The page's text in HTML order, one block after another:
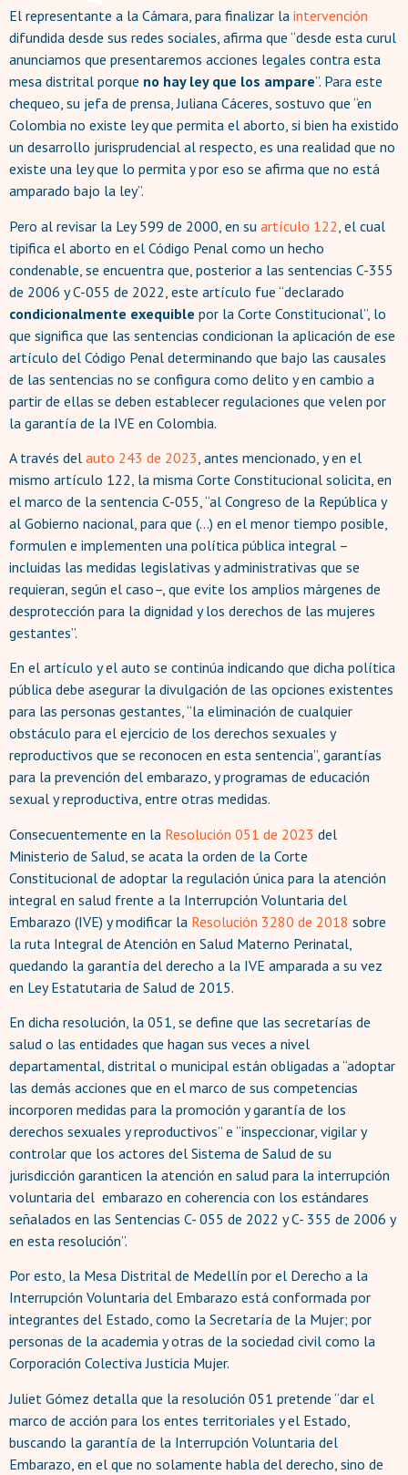
El representante a la Cámara, para finalizar la intervención
difundida desde sus redes sociales, afirma que “desde esta curul
anunciamos que presentaremos acciones legales contra esta
mesa distrital porque no hay ley que los ampare”. Para este
chequeo, su jefa de prensa, Juliana Cáceres, sostuvo que “en
Colombia no existe ley que permita el aborto, si bien ha existido
un desarrollo jurisprudencial al respecto, es una realidad que no
existe una ley que lo permita y por eso se afirma que no está
amparado bajo la ley”.
Pero al revisar la Ley 599 de 2000, en su artículo 122 , el cual
tipifica el aborto en el Código Penal como un hecho
condenable, se encuentra que, posterior a las sentencias C-355
de 2006 y C-055 de 2022, este artículo fue “declarado
condicionalmente exequible por la Corte Constitucional”, lo
que significa que las sentencias condicionan la aplicación de ese
artículo del Código Penal determinando que bajo las causales
de las sentencias no se configura como delito y en cambio a
partir de ellas se deben establecer regulaciones que velen por
la garantía de la IVE en Colombia.
A través del auto 243 de 2023 , antes mencionado, y en el
mismo artículo 122, la misma Corte Constitucional solicita, en
el marco de la sentencia C-055, “al Congreso de la República y
al Gobierno nacional, para que (...) en el menor tiempo posible,
formulen e implementen una política pública integral –
incluidas las medidas legislativas y administrativas que se
requieran, según el caso–, que evite los amplios márgenes de
desprotección para la dignidad y los derechos de las mujeres
gestantes”.
En el artículo y el auto se continúa indicando que dicha política
pública debe asegurar la divulgación de las opciones existentes
para las personas gestantes, “la eliminación de cualquier
obstáculo para el ejercicio de los derechos sexuales y
reproductivos que se reconocen en esta sentencia”, garantías
para la prevención del embarazo, y programas de educación
sexual y reproductiva, entre otras medidas.
Consecuentemente en la Resolución 051 de 2023 del
Ministerio de Salud, se acata la orden de la Corte
Constitucional de adoptar la regulación única para la atención
integral en salud frente a la Interrupción Voluntaria del
Embarazo (IVE) y modificar la Resolución 3280 de 2018 sobre
la ruta Integral de Atención en Salud Materno Perinatal,
quedando la garantía del derecho a la IVE amparada a su vez
en Ley Estatutaria de Salud de 2015.
En dicha resolución, la 051, se define que las secretarías de
salud o las entidades que hagan sus veces a nivel
departamental, distrital o municipal están obligadas a “adoptar
las demás acciones que en el marco de sus competencias
incorporen medidas para la promoción y garantía de los
derechos sexuales y reproductivos” e “inspeccionar, vigilar y
controlar que los actores del Sistema de Salud de su
jurisdicción garanticen la atención en salud para la interrupción
voluntaria del embarazo en coherencia con los estándares
señalados en las Sentencias C- 055 de 2022 y C- 355 de 2006 y
en esta resolución”.
Por esto, la Mesa Distrital de Medellín por el Derecho a la
Interrupción Voluntaria del Embarazo está conformada por
integrantes del Estado, como la Secretaría de la Mujer; por
personas de la academia y otras de la sociedad civil como la
Corporación Colectiva Justicia Mujer.
Juliet Gómez detalla que la resolución 051 pretende “dar el
marco de acción para los entes territoriales y el Estado,
buscando la garantía de la Interrupción Voluntaria del
Embarazo, en el que no solamente habla del derecho, sino de